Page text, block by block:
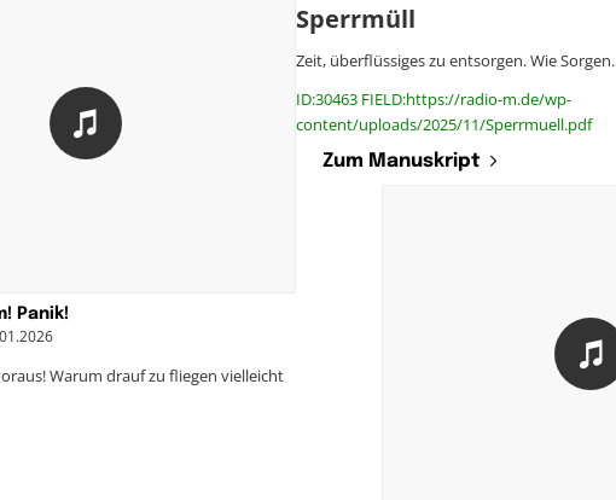
Panik!
Warum drauf zu fliegen vielleicht
Sperrmüll
Zeit, überflüssiges zu entsorgen. Wie Sorgen.
ID:30463 FIELD:https://radio-m.de/wp-
content/uploads/2025/11/Sperrmuell.pdf
Zum Manuskript